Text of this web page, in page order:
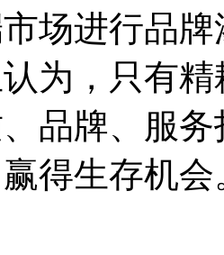
场进行品
为，只有
品牌、服
得生存机